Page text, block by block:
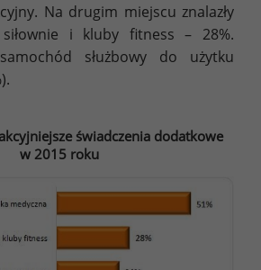
Na drugim miejscu znalazły
i kluby fitness – 28%.
służbowy do użytku
świadczenia dodatkowe
w 2015 roku